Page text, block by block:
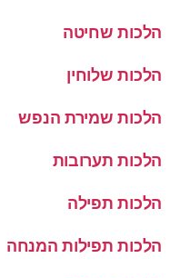
הלכות שחיטה
הלכות שלוחין
הלכות שמירת הנפש
הלכות תערובות
הלכות תפילה
הלכות תפילות המנחה